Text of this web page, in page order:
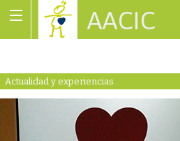
AACIC
Actualidad y experiencias